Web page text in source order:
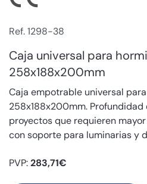
Ref. 1298-38
Caja universal para
258x188x200mm
Caja empotrable universal
258x188x200mm.
proyectos que requieren
con soporte para luminarias y
PVP:283,71€